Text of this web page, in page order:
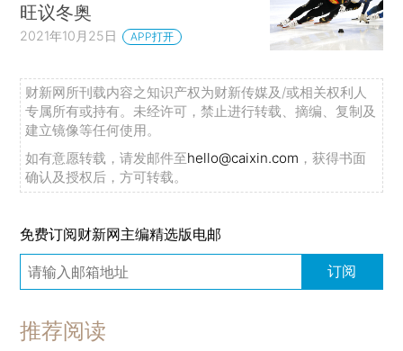
旺议冬奥
2021年10月25日 APP打开
财新网所刊载内容之知识产权为财新传媒及/或相关权利人
专属所有或持有。未经许可，禁止进行转载、摘编、复制及
建立镜像等任何使用。
如有意愿转载，请发邮件至hello@caixin.com ，获得书面
确认及授权后，方可转载。
免费订阅财新网主编精选版电邮
订阅
推荐阅读